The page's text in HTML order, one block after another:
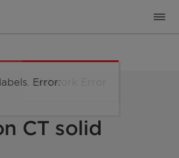
CT solid
Network Error
Error: